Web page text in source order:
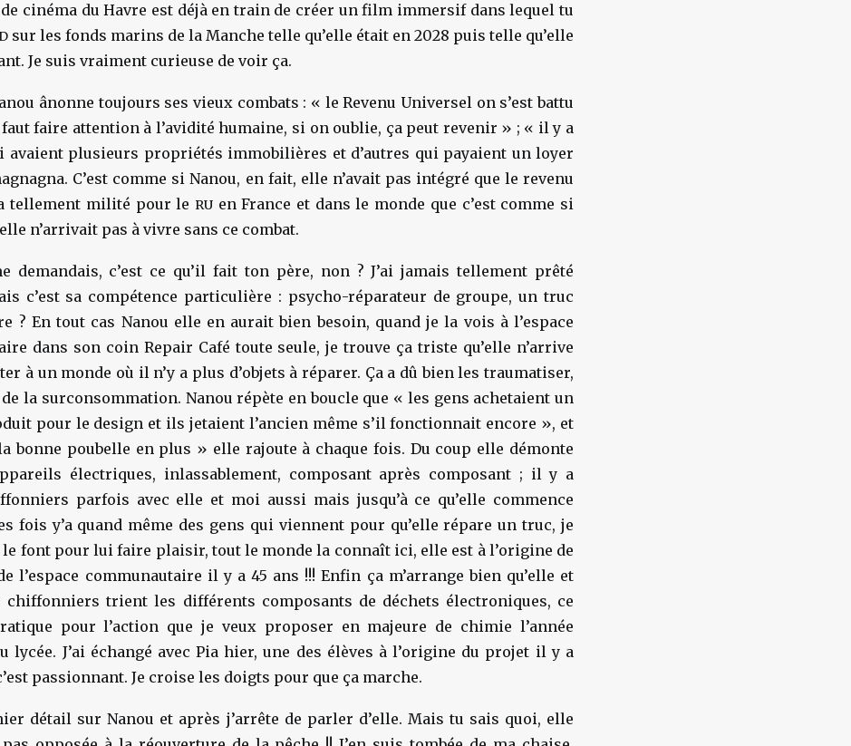
de cinéma du Havre est déjà en train de créer un film immersif dans lequel tu
sur les fonds marins de la Manche telle qu’elle était en 2028 puis telle qu’elle
Je suis vraiment curieuse de voir ça.
ânonne toujours ses vieux combats : « le Revenu Universel on s’est battu
faire attention à l’avidité humaine, si on oublie, ça peut revenir » ; « il y a
avaient plusieurs propriétés immobilières et d’autres qui payaient un loyer
C’est comme si Nanou, en fait, elle n’avait pas intégré que le revenu
tellement milité pour le RUen France et dans le monde que c’est comme si
n’arrivait pas à vivre sans ce combat.
demandais, c’est ce qu’il fait ton père, non ? J’ai jamais tellement prêté
c’est sa compétence particulière : psycho-réparateur de groupe, un truc
? En tout cas Nanou elle en aurait bien besoin, quand je la vois à l’espace
dans son coin Repair Café toute seule, je trouve ça triste qu’elle n’arrive
à un monde où il n’y a plus d’objets à réparer. Ça a dû bien les traumatiser,
la surconsommation. Nanou répète en boucle que « les gens achetaient un
pour le design et ils jetaient l’ancien même s’il fonctionnait encore », et
bonne poubelle en plus » elle rajoute à chaque fois. Du coup elle démonte
électriques, inlassablement, composant après composant ; il y a
parfois avec elle et moi aussi mais jusqu’à ce qu’elle commence
fois y’a quand même des gens qui viennent pour qu’elle répare un truc, je
le font pour lui faire plaisir, tout le monde la connaît ici, elle est à l’origine de
l’espace communautaire il y a 45 ans !!! Enfin ça m’arrange bien qu’elle et
chiffonniers trient les différents composants de déchets électroniques, ce
pour l’action que je veux proposer en majeure de chimie l’année
lycée. J’ai échangé avec Pia hier, une des élèves à l’origine du projet il y a
passionnant. Je croise les doigts pour que ça marche.
détail sur Nanou et après j’arrête de parler d’elle. Mais tu sais quoi, elle